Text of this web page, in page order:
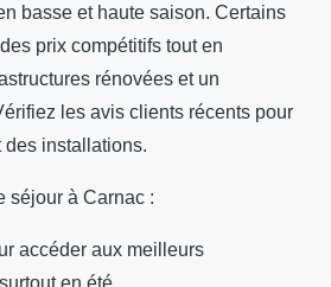
basse et haute saison. Certains
prix compétitifs tout en
rénovées et un
les avis clients récents pour
des installations.
séjour à Carnac :
accéder aux meilleurs
en été.